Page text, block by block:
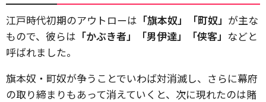
江戸時代初期のアウトローは 「旗本奴」「町奴」 が主な
もので、彼らは 「かぶき者」「男伊達」「侠客」 などと
呼ばれました。
旗本奴・町奴が争うことでいわば対消滅し、さらに幕府
の取り締まりもあって消えていくと、次に現れたのは賭